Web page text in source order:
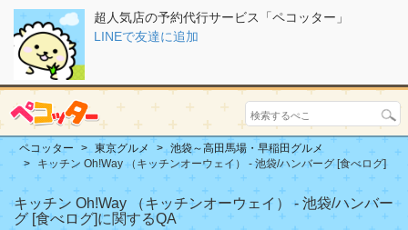
超人気店の予約代行サービス「ペコッター」
LINEで友達に追加
ペコッター 東京グルメ
池袋～高田馬場・早稲田グルメ
キッチン Oh!Way （キッチンオーウェイ） - 池袋/ハンバーグ [食べログ]
キッチン Oh!Way （キッチンオーウェイ） - 池袋/ハンバー
グ [食べログ]に関するQA